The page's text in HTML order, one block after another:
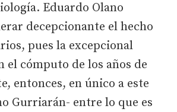
Eduardo Olano
decepcionante el hecho
pues la excepcional
cómputo de los años de
entonces, en único a este
Gurriarán- entre lo que es